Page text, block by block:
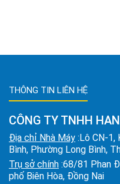
THÔNG TIN LIÊN HỆ
CÔNG TY TNHH
Địa chỉ Nhà Máy :Lô CN-1,
Bình, Phường Long Bình,
Trụ sở chính :68/81 Phan
phố Biên Hòa, Đồng Nai